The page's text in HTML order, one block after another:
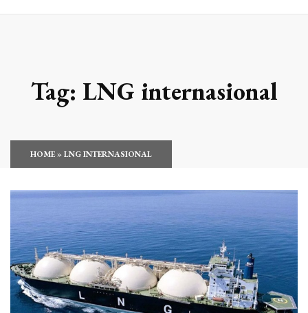
Tag: LNG internasional
HOME»LNG INTERNASIONAL